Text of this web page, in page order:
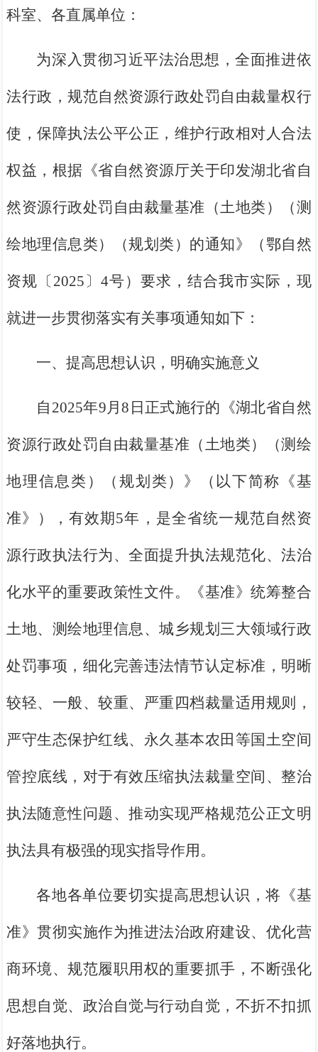
科室、各直属单位：
为深入贯彻习近平法治思想，全面推进依
法行政，规范自然资源行政处罚自由裁量权行
使，保障执法公平公正，维护行政相对人合法
权益，根据《省自然资源厅关于印发湖北省自
然资源行政处罚自由裁量基准（土地类）（测
绘地理信息类）（规划类）的通知》（鄂自然
资规〔2025〕4号）要求，结合我市实际，现
就进一步贯彻落实有关事项通知如下：
一、提高思想认识，明确实施意义
自2025年9月8日正式施行的《湖北省自然
资源行政处罚自由裁量基准（土地类）（测绘
地理信息类）（规划类）》（以下简称《基
准》），有效期5年 ，是全省统一规范自然资
源行政执法行为、全面提升执法规范化、法治
化水平的重要政策性文件。《基准》统筹整合
土地、测绘地理信息、城乡规划三大领域行政
处罚事项，细化完善违法情节认定标准，明晰
较轻、一般、较重、严重四档裁量适用规则，
严守生态保护红线、永久基本农田等国土空间
管控底线，对于有效压缩执法裁量空间、整治
执法随意性问题、推动实现严格规范公正文明
执法具有极强的现实指导作用。
各地各单位要切实提高思想认识，将《基
准》贯彻实施作为推进法治政府建设、优化营
商环境、规范履职用权的重要抓手，不断强化
思想自觉、政治自觉与行动自觉，不折不扣抓
好落地执行。